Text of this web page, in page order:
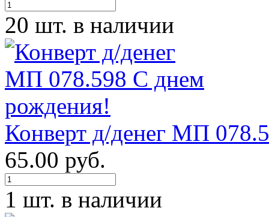
20 шт. в наличии
Конверт д/денег МП
65.00 руб.
1 шт. в наличии